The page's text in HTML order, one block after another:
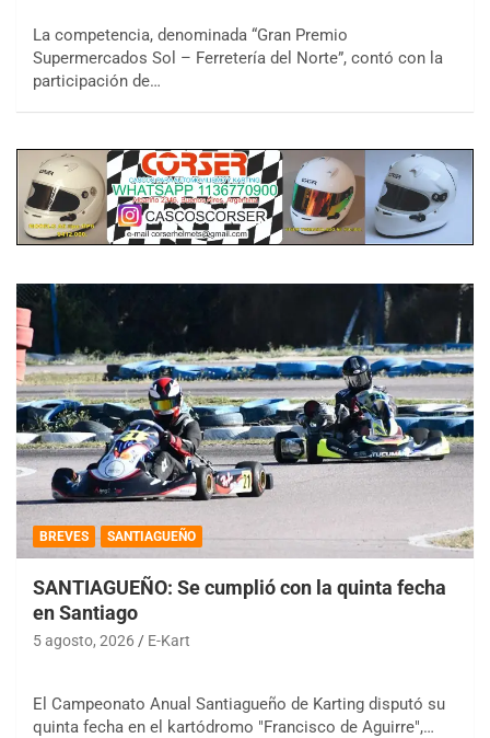
La competencia, denominada “Gran Premio
Supermercados Sol – Ferretería del Norte”, contó con la
participación de…
BREVES SANTIAGUEÑO
SANTIAGUEÑO: Se cumplió con la quinta fecha
en Santiago
5 agosto, 2026 E-Kart
El Campeonato Anual Santiagueño de Karting disputó su
quinta fecha en el kartódromo "Francisco de Aguirre",…